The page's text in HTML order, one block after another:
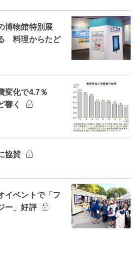
博物館特別展
料理からたど
変化で4.7％
響く
協賛
イベントで「フ
ー」好評